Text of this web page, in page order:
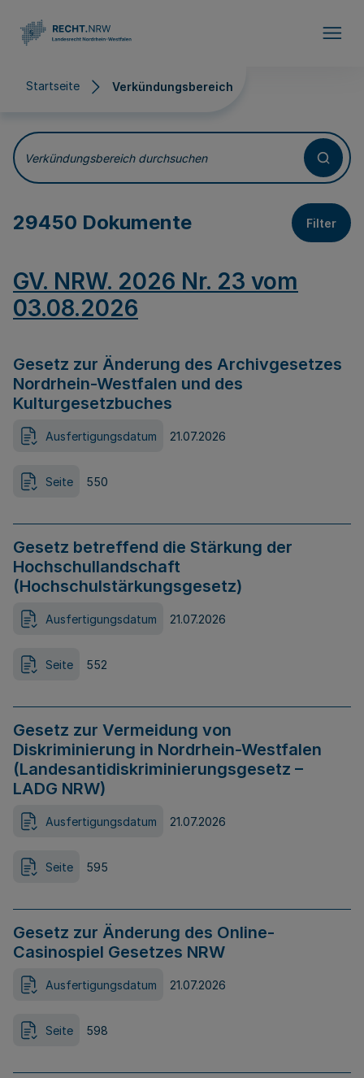
Startseite Verkündungsbereich
Verkündungsbereich
Verkündungsbereich durchsuchen
29450 Dokumente Filter
GV. NRW. 2026 Nr. 23 vom
03.08.2026
Gesetz zur Änderung des Archivgesetzes
Nordrhein-Westfalen und des
Kulturgesetzbuches
Ausfertigungsdatum 21.07.2026
Seite 550
Gesetz betreffend die Stärkung der
Hochschullandschaft
(Hochschulstärkungsgesetz)
Ausfertigungsdatum 21.07.2026
Seite 552
Gesetz zur Vermeidung von
Diskriminierung in Nordrhein-Westfalen
(Landesantidiskriminierungsgesetz –
LADG NRW)
Ausfertigungsdatum 21.07.2026
Seite 595
Gesetz zur Änderung des Online-
Casinospiel Gesetzes NRW
Ausfertigungsdatum 21.07.2026
Seite 598